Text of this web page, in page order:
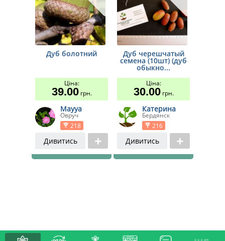
Дуб болотний
Ціна:
39.00грн.
Mayya
Овруч
218
Дивитись
Дуб черешчатый
семена (10шт) (дуб
обыкно...
Ціна:
30.00грн.
Катерина
Бердянск
216
Дивитись